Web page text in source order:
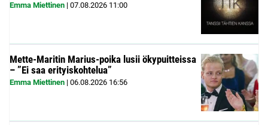
Emma Miettinen | 07.08.2026 11:00
Mette-Maritin Marius-poika lusii ökypuitteissa
– ”Ei saa erityiskohtelua”
Emma Miettinen | 06.08.2026 16:56